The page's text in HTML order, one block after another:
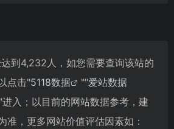
到4,232人，如您需要查询该站的
点击"5118数据 ""爱站数据
"进入；以目前的网站数据参考，建
准，更多网站价值评估因素如：